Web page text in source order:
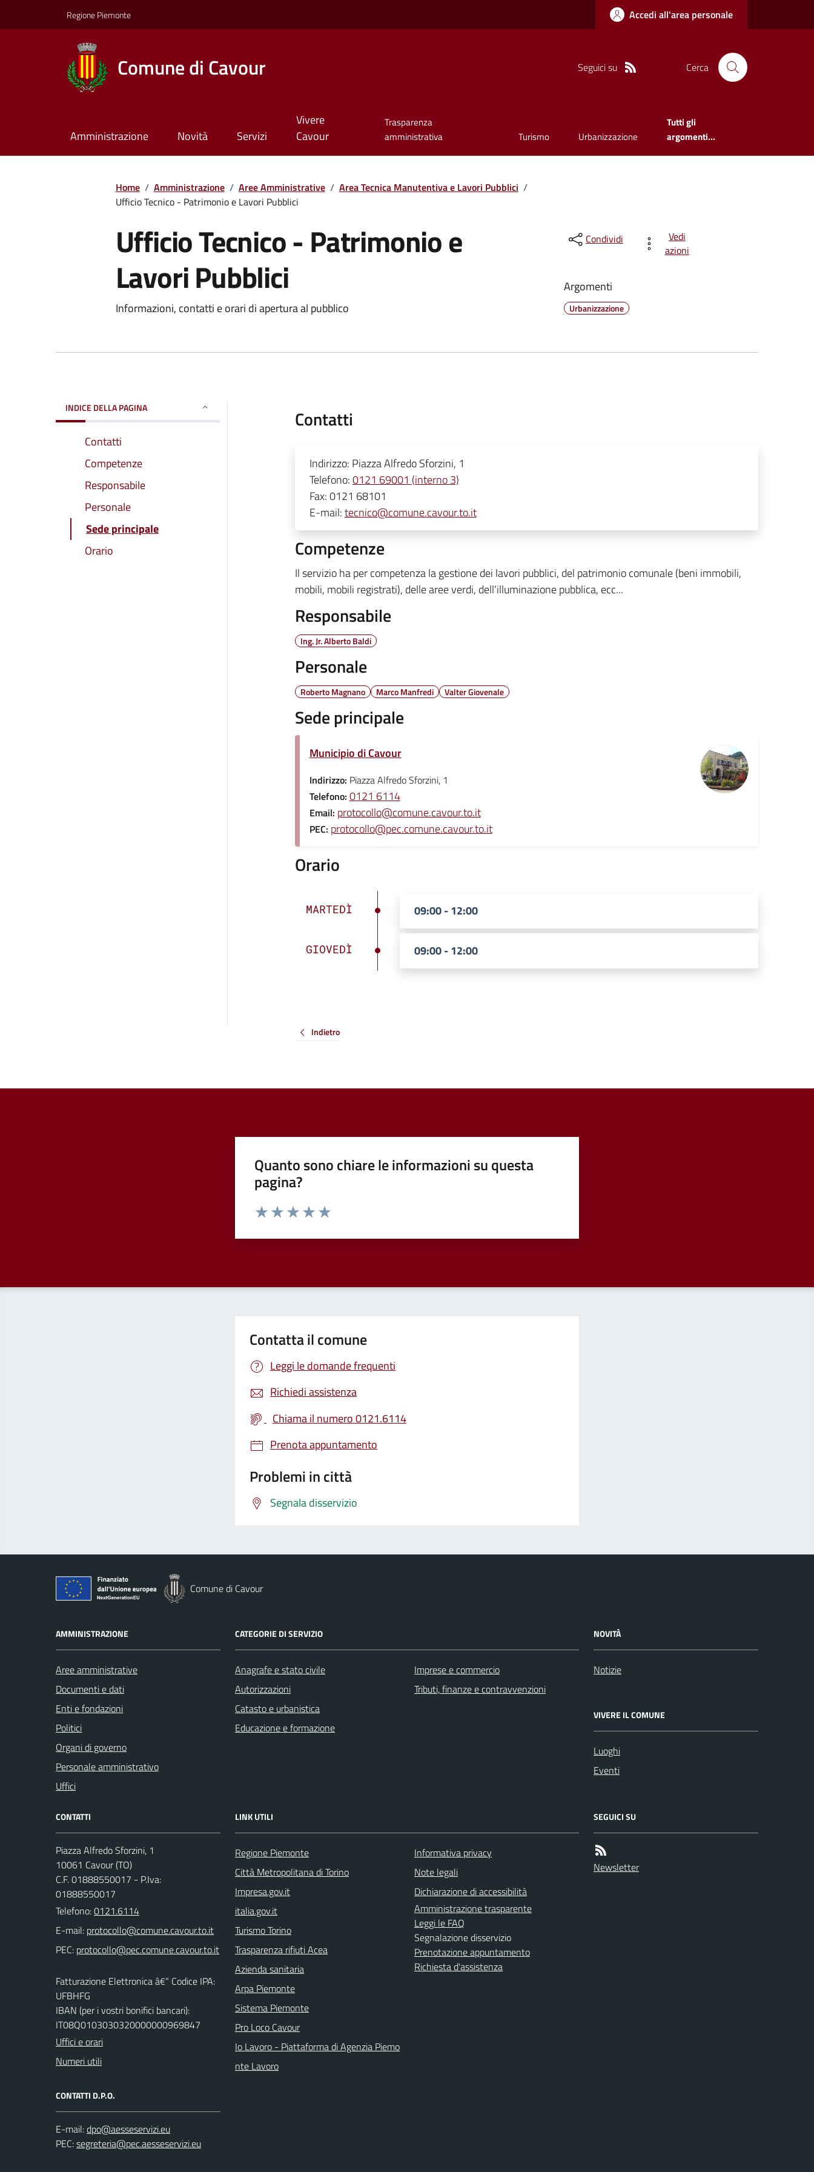
Regione Piemonte Accedi all'area personale
Comune di Cavour Seguici su Cerca
Amministrazione Novità Servizi
Vivere
Cavour
Trasparenza
amministrativa
Turismo Urbanizzazione
Tutti gli
argomenti...
Home / Amministrazione / Aree Amministrative / Area Tecnica Manutentiva e Lavori Pubblici /
Ufficio Tecnico - Patrimonio e Lavori Pubblici
Ufficio Tecnico - Patrimonio e
Lavori Pubblici
Informazioni, contatti e orari di apertura al pubblico
Condividi
Vedi
azioni
Argomenti
Urbanizzazione
INDICE DELLA PAGINA
Contatti
Competenze
Responsabile
Personale
Sede principale
Orario
Contatti
Indirizzo: Piazza Alfredo Sforzini, 1
Telefono:0121 69001 (interno 3)
Fax:0121 68101
E-mail:tecnico@comune.cavour.to.it
Competenze
Il servizio ha per competenza la gestione dei lavori pubblici, del patrimonio comunale (beni immobili,
mobili, mobili registrati), delle aree verdi, dell'illuminazione pubblica, ecc...
Responsabile
Ing. Jr. Alberto Baldi
Personale
Roberto Magnano Marco Manfredi Valter Giovenale
Sede principale
Municipio di Cavour
Indirizzo: Piazza Alfredo Sforzini, 1
Telefono: 0121 6114
Email: protocollo@comune.cavour.to.it
PEC: protocollo@pec.comune.cavour.to.it
Orario
MARTEDÌ 09:00 - 12:00
GIOVEDÌ 09:00 - 12:00
Indietro
Quanto sono chiare le informazioni su questa
pagina?
Valuta da 1 a 5 stelle la pagina
Contatta il comune
Leggi le domande frequenti
Richiedi assistenza
Chiama il numero 0121.6114
Prenota appuntamento
Problemi in città
Segnala disservizio
Comune di Cavour
AMMINISTRAZIONE
Aree amministrative
Documenti e dati
Enti e fondazioni
Politici
Organi di governo
Personale amministrativo
Uffici
CATEGORIE DI SERVIZIO
Anagrafe e stato civile
Autorizzazioni
Catasto e urbanistica
Educazione e formazione
Imprese e commercio
Tributi, finanze e contravvenzioni
NOVITÀ
Notizie
VIVERE IL COMUNE
Luoghi
Eventi
CONTATTI
Piazza Alfredo Sforzini, 1
10061 Cavour (TO)
C.F. 01888550017 - P.Iva:
01888550017
Telefono:0121.6114
E-mail:
PEC:
Fatturazione Elettronica â€“ Codice IPA:
UFBHFG
IBAN (per i vostri bonifici bancari):
IT08Q0103030320000000969847
Uffici e orari
Numeri utili
CONTATTI D.P.O.
E-mail:
PEC:
LINK UTILI
Regione Piemonte
Città Metropolitana di Torino
Impresa.gov.it
italia.gov.it
Turismo Torino
Trasparenza rifiuti Acea
Azienda sanitaria
Arpa Piemonte
Sistema Piemonte
Pro Loco Cavour
Io Lavoro - Piattaforma di Agenzia Piemo
nte Lavoro
Informativa privacy
Note legali
Dichiarazione di accessibilità
Amministrazione trasparente
Leggi le FAQ
Segnalazione disservizio
Prenotazione appuntamento
Richiesta d'assistenza
SEGUICI SU
Newsletter